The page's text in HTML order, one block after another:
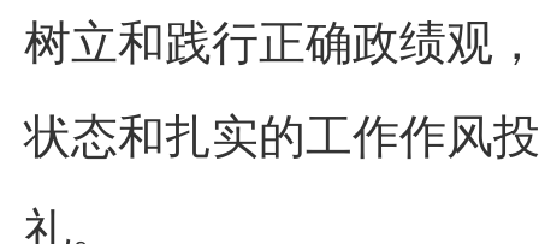
树立和践行正确政绩观
状态和扎实的工作作风
礼。